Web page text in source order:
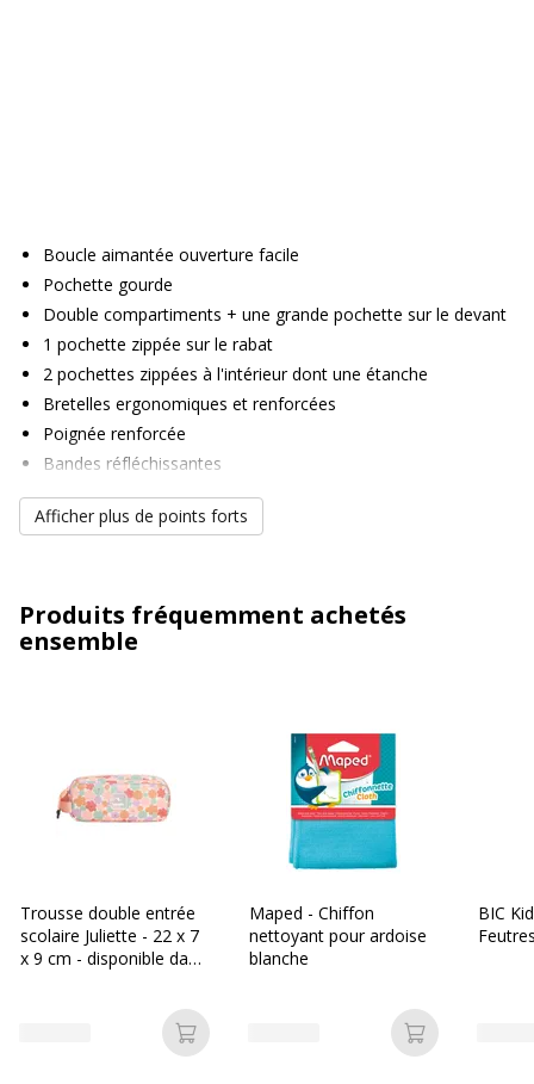
Boucle aimantée ouverture facile
Pochette gourde
Double compartiments + une grande pochette sur le devant
1 pochette zippée sur le rabat
2 pochettes zippées à l'intérieur dont une étanche
Bretelles ergonomiques et renforcées
Poignée renforcée
Bandes réfléchissantes
Renforts sur les 4 coins
Emplacement pour inscrire le nom et prénom de l'enfant
Afficher plus de points forts
Produits fréquemment achetés
ensemble
Trousse double entrée
scolaire Juliette - 22 x 7
x 9 cm - disponible dans
Ajouter au panier
Maped - Chiffon
nettoyant pour ardoise
blanche
Ajouter au
BIC